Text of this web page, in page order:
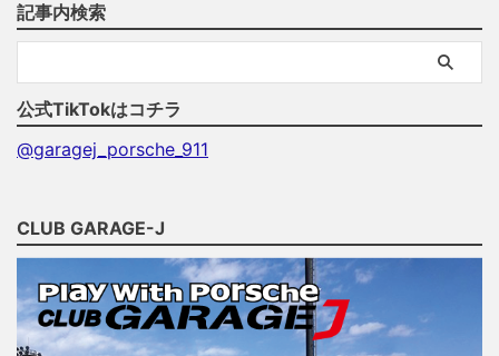
記事内検索
公式TikTokはコチラ
@garagej_porsche_911
CLUB GARAGE-J